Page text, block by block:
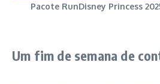
Pacote RunDisney Princess
Um fim de semana de